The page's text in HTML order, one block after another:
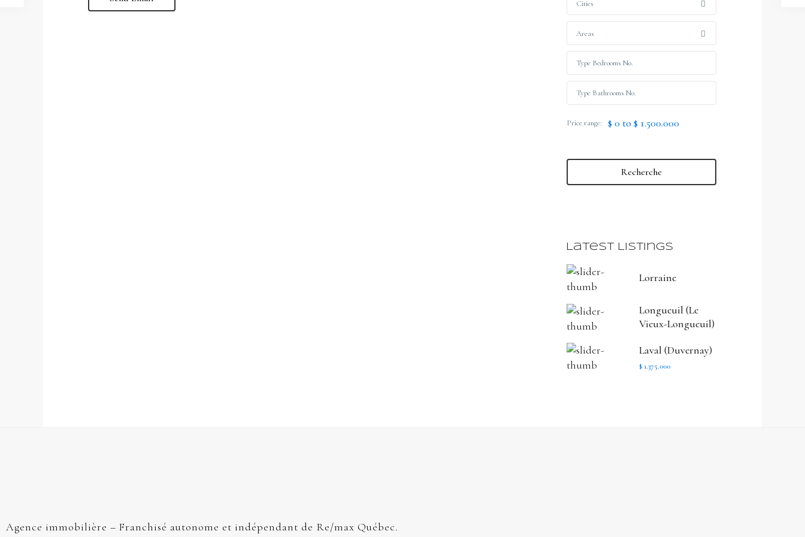
Cities
Areas
Price range: $ 0 to $ 1.500.000
Recherche
Latest Listings
Lorraine
Longueuil (Le
Vieux-Longueuil)
Laval (Duvernay)
$ 1.375.000
Agence immobilière – Franchisé autonome et indépendant de Re/max Québec.